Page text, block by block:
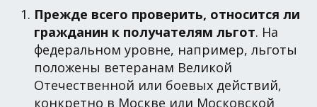
Прежде всего проверить, относится ли
гражданин к получателям льгот. На
федеральном уровне, например, льготы
положены ветеранам Великой
Отечественной или боевых действий,
конкретно в Москве или Московской